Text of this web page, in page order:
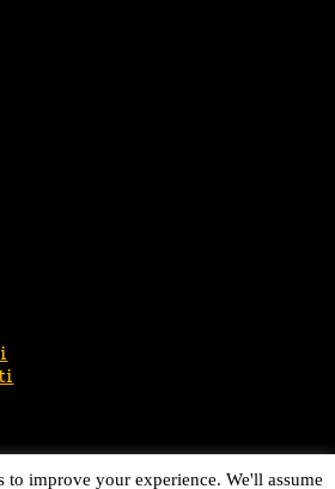
Massimo Brusasco
. All Rights
to improve your experience. We'll assume